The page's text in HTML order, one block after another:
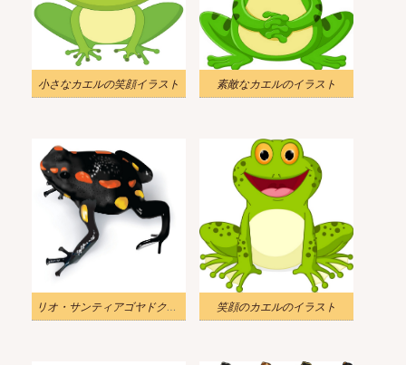
小さなカエルの笑顔イラスト 素敵なカエルのイラスト
リオ・サンティアゴヤドクガエルのイラスト 笑顔のカエルのイラスト